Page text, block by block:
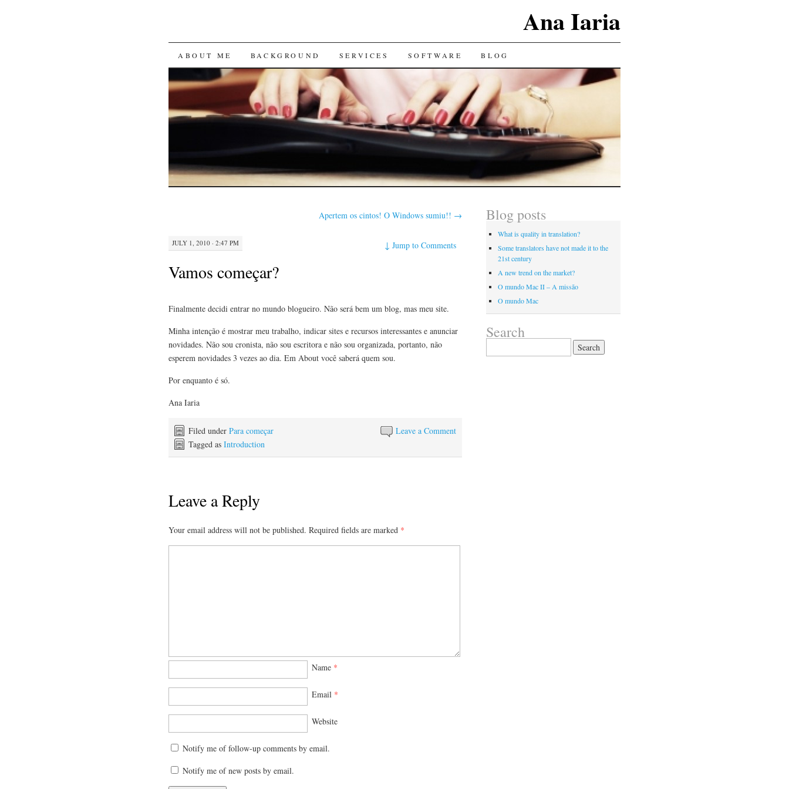
Ana Iaria
SKIP
TO
CONTENT
ABOUT ME BACKGROUND SERVICES SOFTWARE BLOG
Apertem os cintos! O Windows sumiu!! →
JULY 1, 2010 · 2:47 PM ↓Jump to Comments
Vamos começar?
Finalmente decidi entrar no mundo blogueiro. Não será bem um blog, mas meu site.
Minha intenção é mostrar meu trabalho, indicar sites e recursos interessantes e anunciar
novidades. Não sou cronista, não sou escritora e não sou organizada, portanto, não
esperem novidades 3 vezes ao dia. Em About você saberá quem sou.
Por enquanto é só.
Ana Iaria
Leave a Comment
Filed under Para começar
Tagged as Introduction
Leave a Reply
Your email address will not be published. Required fields are marked *
Name *
Email *
Website
Notify me of follow-up comments by email.
Notify me of new posts by email.
Blog posts
What is quality in translation?
Some translators have not made it to the
21st century
A new trend on the market?
O mundo Mac II – A missão
O mundo Mac
Search
for: